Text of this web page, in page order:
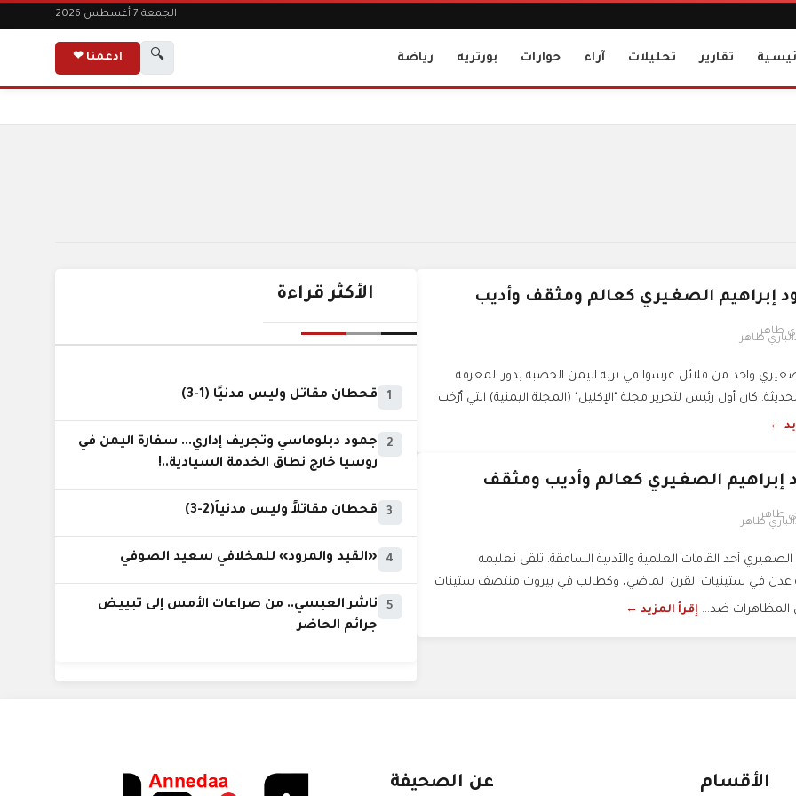
الجمعة 7 أغسطس 2026
تقارير تحليلات آراء حوارات بورتريه رياضة 🔍 ادعمنا ❤
إبراهيم الصغيري كعالم ومثقف وأديب
طاهر
واحد من قلائل غرسوا في تربة اليمن الخصبة بذور المعرفة
الحديثة. كان أول رئيس لتحرير مجلة "الإكليل" (المجلة اليمنية) التي أرّخت
←
الصغيري كعالم وأديب ومثقف
طاهر
أحد القامات العلمية والأدبية السامقة. تلقى تعليمه
عدن في ستينيات القرن الماضي، وكطالب في بيروت منتصف ستينات
المظاهرات ضد... إقرأ المزيد ←
الأكثر قراءة
1 قحطان مقاتل وليس مدنيًا (1-3)
2
جمود دبلوماسي وتجريف إداري... سفارة اليمن في
روسيا خارج نطاق الخدمة السيادية..!
3 قحطان مقاتلاً وليس مدنياً(2-3)
4 «القيد والمرود» للمخلافي سعيد الصوفي
5
ناشر العبسي.. من صراعات الأمس إلى تبييض
جرائم الحاضر
الأقسام عن الصحيفة